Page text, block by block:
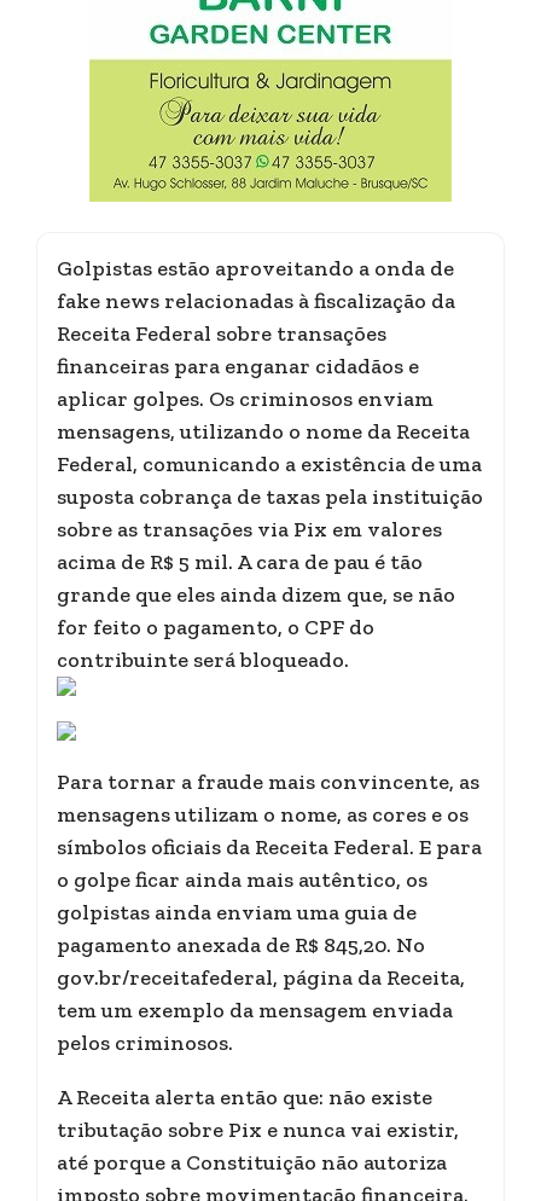
Golpistas estão aproveitando a onda de
fake news relacionadas à fiscalização da
Receita Federal sobre transações
financeiras para enganar cidadãos e
aplicar golpes. Os criminosos enviam
mensagens, utilizando o nome da Receita
Federal, comunicando a existência de uma
suposta cobrança de taxas pela instituição
sobre as transações via Pix em valores
acima de R$ 5 mil. A cara de pau é tão
grande que eles ainda dizem que, se não
for feito o pagamento, o CPF do
contribuinte será bloqueado.
Para tornar a fraude mais convincente, as
mensagens utilizam o nome, as cores e os
símbolos oficiais da Receita Federal. E para
o golpe ficar ainda mais autêntico, os
golpistas ainda enviam uma guia de
pagamento anexada de R$ 845,20. No
gov.br/receitafederal, página da Receita,
tem um exemplo da mensagem enviada
pelos criminosos.
A Receita alerta então que: não existe
tributação sobre Pix e nunca vai existir,
até porque a Constituição não autoriza
imposto sobre movimentação financeira.